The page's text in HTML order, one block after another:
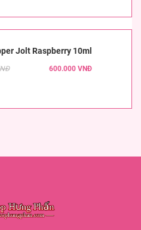
Jolt Raspberry 10ml
600.000 VNĐ